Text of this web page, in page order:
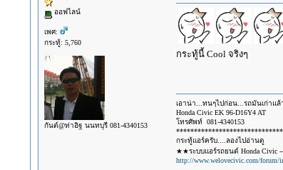
ออฟไลน์
เพศ:
กระทู้: 5,760
กันต์@ท่าอิฐ นนทบุรี 081-4340153
กระทู้นี้ Cool จริงๆ
เอาน่า...ทนๆไปก่อน...รถมันเก่าแล้
Honda Civic EK 96-D16Y4 AT
โทรศัพท์ 081-4340153
กระทู้แอร์ครับ....ลองไปอ่านดู
★★ระบบแอร์รถยนต์ Honda Civic
http://www.welovecivic.com/forum/